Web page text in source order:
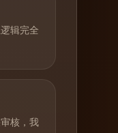
辑完全
核，我